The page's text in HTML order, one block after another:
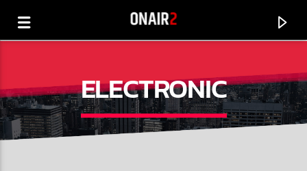
ELECTRONIC